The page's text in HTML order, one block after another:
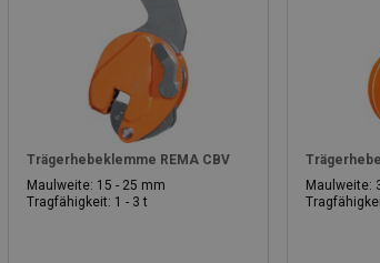
Trägerhebeklemme REMA CBV
Maulweite: 15 - 25 mm
Tragfähigkeit: 1 - 3 t
Maulweite: